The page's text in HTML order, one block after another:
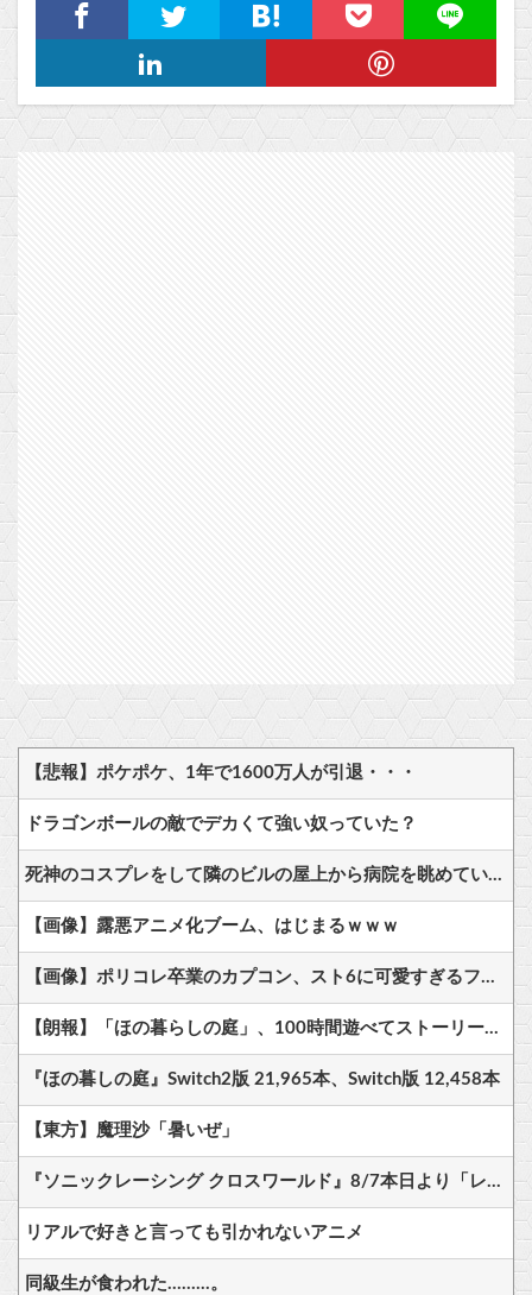
【悲報】ポケポケ、1年で1600万人が引退・・・
ドラゴンボールの敵でデカくて強い奴っていた？
死神のコスプレをして隣のビルの屋上から病院を眺めていた男を逮捕ｗｗｗ
【画像】露悪アニメ化ブーム、はじまるｗｗｗ
【画像】ポリコレ卒業のカプコン、スト6に可愛すぎるフィリピン人キャラ実装！
【朗報】「ほの暮らしの庭」、100時間遊べてストーリーも面白いスタバレの上位互換だとまじで好評
『ほの暮しの庭』Switch2版 21,965本、Switch版 12,458本
【東方】魔理沙「暑いぜ」
『ソニックレーシング クロスワールド』8/7本日より「レジェンドコンペ ラウンド7」が開催！参加者には「ソニックサマーステッカー」プレゼント
リアルで好きと言っても引かれないアニメ
同級生が食われた………。